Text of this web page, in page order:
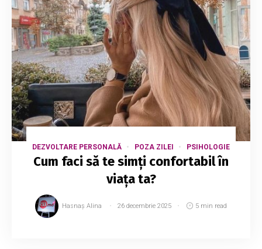
DEZVOLTARE PERSONALĂ POZA ZILEI PSIHOLOGIE
Cum faci să te simți confortabil în
viața ta?
Hasnaș Alina 26 decembrie 2025 5 min read